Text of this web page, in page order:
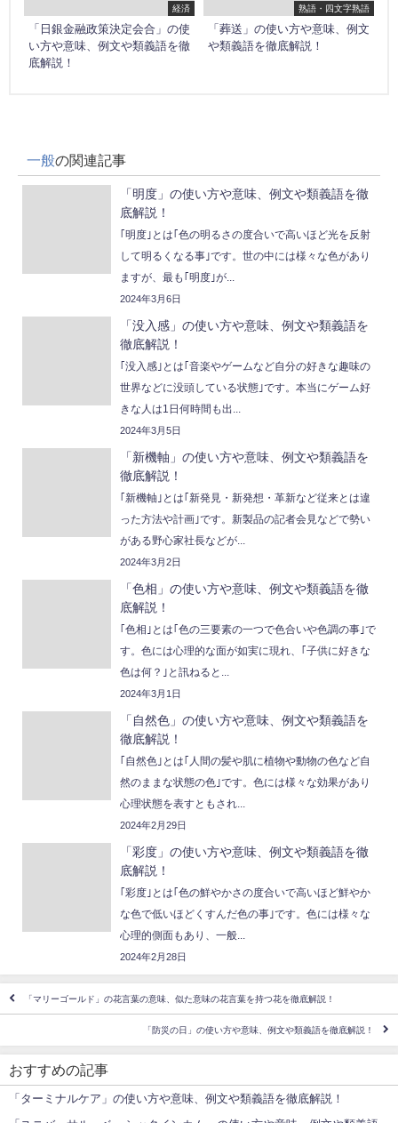
経済
「日銀金融政策決定会合」の使
い方や意味、例文や類義語を徹
底解説！
熟語・四文字熟語
「葬送」の使い方や意味、例文
や類義語を徹底解説！
一般の関連記事
「明度」の使い方や意味、例文や類義語を徹
底解説！
｢明度｣とは｢色の明るさの度合いで高いほど光を反射
して明るくなる事｣です。世の中には様々な色があり
ますが、最も｢明度｣が...
2024年3月6日
「没入感」の使い方や意味、例文や類義語を
徹底解説！
｢没入感｣とは｢音楽やゲームなど自分の好きな趣味の
世界などに没頭している状態｣です。本当にゲーム好
きな人は1日何時間も出...
2024年3月5日
「新機軸」の使い方や意味、例文や類義語を
徹底解説！
｢新機軸｣とは｢新発見・新発想・革新など従来とは違
った方法や計画｣です。新製品の記者会見などで勢い
がある野心家社長などが...
2024年3月2日
「色相」の使い方や意味、例文や類義語を徹
底解説！
｢色相｣とは｢色の三要素の一つで色合いや色調の事｣で
す。色には心理的な面が如実に現れ、｢子供に好きな
色は何？｣と訊ねると...
2024年3月1日
「自然色」の使い方や意味、例文や類義語を
徹底解説！
｢自然色｣とは｢人間の髪や肌に植物や動物の色など自
然のままな状態の色｣です。色には様々な効果があり
心理状態を表すともされ...
2024年2月29日
「彩度」の使い方や意味、例文や類義語を徹
底解説！
｢彩度｣とは｢色の鮮やかさの度合いで高いほど鮮やか
な色で低いほどくすんだ色の事｣です。色には様々な
心理的側面もあり、一般...
2024年2月28日
「マリーゴールド」の花言葉の意味、似た意味の花言葉を持つ花を徹底解説！
「防災の日」の使い方や意味、例文や類義語を徹底解説！
おすすめの記事
「ターミナルケア」の使い方や意味、例文や類義語を徹底解説！